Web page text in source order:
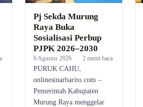
Pj Sekda Murung
Raya Buka
Sosialisasi Perbup
PJPK 2026–2030
6 Agustus 2026 · 2 menit baca
PURUK CAHU,
onlinesinarbarito.com –
Pemerintah Kabupaten
Murung Raya menggelar